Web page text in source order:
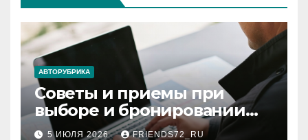
АВТОРУБРИКА
Советы и приемы при
выборе и бронировании
авиабилетов
5 ИЮЛЯ 2026 FRIENDS72_RU